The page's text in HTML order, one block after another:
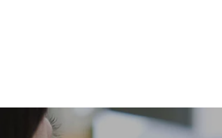
ビフォー・アフター